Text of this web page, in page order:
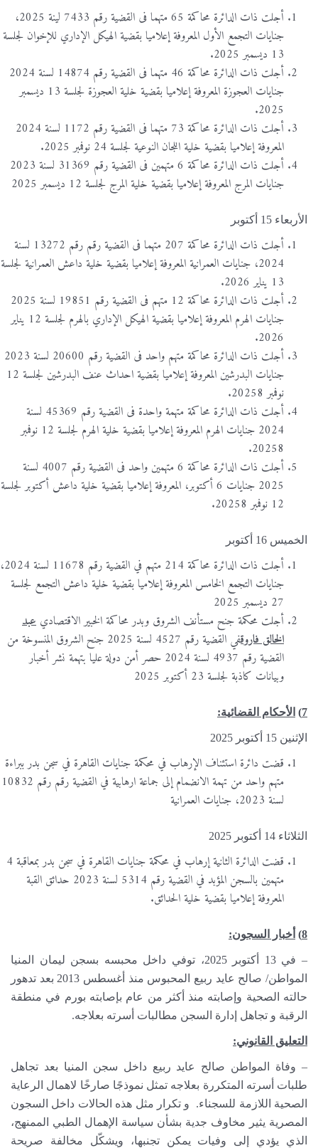
أجلت ذات الدائرة محاكمة 65 متهما فى القضية رقم 7433 لينة 2025،
جنايات التجمع الأول المعروفة إعلاميا بقضية الهيكل الإداري للإخوان لجلسة
13 ديسمبر 2025.
أجلت ذات الدائرة محاكمة 46 متهما فى القضية رقم 14874 لسنة 2024
جنايات العجوزة المعروفة إعلاميا بقضية خلية العجوزة لجلسة 13 ديسمبر
2025.
أجلت ذات الدائرة محاكمة 73 متهما فى القضية رقم 1172 لسنة 2024
المعروفة إعلاميا بقضية خلية اللجان النوعية لجلسة 24 نوفمبر 2025.
أجلت ذات الدائرة محاكمة 6 متهمين فى القضية رقم 31369 لسنة 2023
جنايات المرج المعروفة إعلاميا بقضية خلية المرج لجلسة 12 ديسمبر 2025
الأربعاء 15 أكتوبر
أجلت ذات الدائرة محاكمة 207 متهما فى القضية رقم رقم 13272 لسنة
2024، جنايات العمرانية المعروفة إعلاميا بقضية خلية داعش العمرانية لجلسة
13 يناير 2026.
أجلت ذات الدائرة محاكمة 12 متهم فى القضية رقم 19851 لسنة 2025
جنايات الهرم المعروفة إعلاميا بقضية الهيكل الإداري بالهرم لجلسة 12 يناير
2026.
أجلت ذات الدائرة محاكمة متهم واحد فى القضية رقم 20600 لسنة 2023
جنايات البدرشين المعروفة إعلاميا بقضية احداث عنف البدرشين لجلسة 12
نوفمبر 20258.
أجلت ذات الدائرة محاكمة متهمة واحدة فى القضية رقم 45369 لسنة
2024 جنايات الهرم المعروفة إعلاميا بقضية خلية الهرم لجلسة 12 نوفمبر
20258.
أجلت ذات الدائرة محاكمة 6 متهمين واحد فى القضية رقم 4007 لسنة
2025 جنايات 6 أكتوبر، المعروفة إعلاميا بقضية خلية داعش أكتوبر لجلسة
12 نوفمبر 20258.
الخميس 16 أكتوبر
أجلت ذات الدائرة محاكمة 214 متهم في القضية رقم 11678 لسنة 2024،
جنايات التجمع الخامس المعروفة إعلاميا بقضية خلية داعش التجمع لجلسة
27 ديسمبر 2025
أجلت محكمة جنح مستأنف الشروق وبدر محاكمة الخبير الاقتصادي عبد
الخالق فاروق
في القضية رقم 4527 لسنة 2025 جنح الشروق المنسوخة من
القضية رقم 4937 لسنة 2024 حصر أمن دولة عليا بتهمة نشر أخبار
وبيانات كاذبة لجلسة 23 أكتوبر 2025
7) الأحكام القضائية:
الإثنين 15 أكتوبر 2025
قضت دائرة استئناف الإرهاب في محكمة جنايات القاهرة في سجن بدر ببراءة
متهم واحد من تهمة الانضمام إلى جماعة ارهابية في القضية رقم رقم 10832
لسنة 2023، جنايات العمرانية
الثلاثاء 14 أكتوبر 2025
قضت الدائرة الثانية إرهاب في محكمة جنايات القاهرة في سجن بدر بمعاقبة 4
متهمين بالسجن المؤبد في القضية رقم 5314 لسنة 2023 حدائق القبة
المعروفة إعلاميا بقضية خلية الحدائق.
8) أخبار السجون:
– في 13 أكتوبر 2025، توفي داخل محبسه بسجن ليمان المنيا
المواطن/ صالح عايد ربيع المحبوس منذ أغسطس 2013 بعد تدهور
حالته الصحية وإصابته منذ أكثر من عام بإصابته بورم في منطقة
الرقبة و تجاهل إدارة السجن مطالبات أسرته بعلاجه.
التعليق القانوني:
– وفاة المواطن صالح عايد ربيع داخل سجن المنيا بعد تجاهل
طلبات أسرته المتكررة بعلاجه تمثل نموذجًا صارخًا لاهمال الرعاية
الصحية اللازمة للسجناء. و تكرار مثل هذه الحالات داخل السجون
المصرية يثير مخاوف جدية بشأن سياسة الإهمال الطبي الممنهج،
الذي يؤدي إلى وفيات يمكن تجنبها، ويشكّل مخالفة صريحة